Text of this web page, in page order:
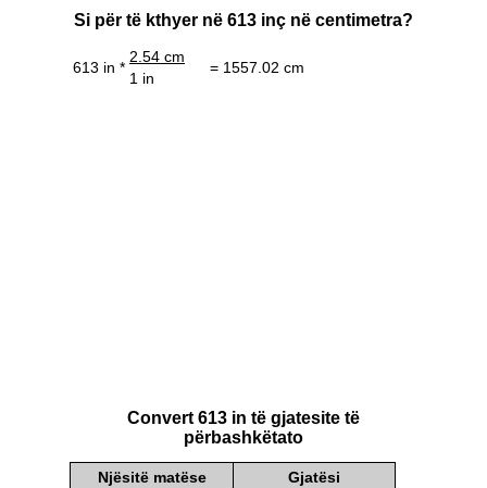
Si për të kthyer në 613 inç në centimetra?
613 in *
2.54 cm
= 1557.02 cm
1 in
Convert 613 in të gjatesite të
përbashkëtato
Njësitë matëse Gjatësi